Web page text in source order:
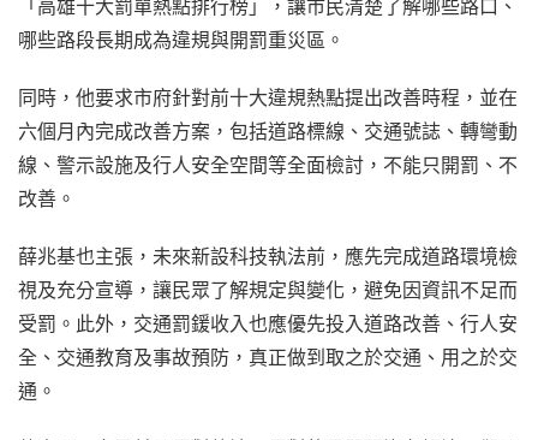
「高雄十大罰單熱點排行榜」，讓市民清楚了解哪些路口、
哪些路段長期成為違規與開罰重災區。
同時，他要求市府針對前十大違規熱點提出改善時程，並在
六個月內完成改善方案，包括道路標線、交通號誌、轉彎動
線、警示設施及行人安全空間等全面檢討，不能只開罰、不
改善。
薛兆基也主張，未來新設科技執法前，應先完成道路環境檢
視及充分宣導，讓民眾了解規定與變化，避免因資訊不足而
受罰。此外，交通罰鍰收入也應優先投入道路改善、行人安
全、交通教育及事故預防，真正做到取之於交通、用之於交
通。